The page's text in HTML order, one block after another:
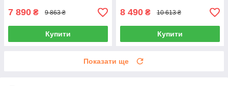
7 890 ₴ 9 863 ₴
Купити
8 490 ₴ 10 613 ₴
Купити
Показати ще